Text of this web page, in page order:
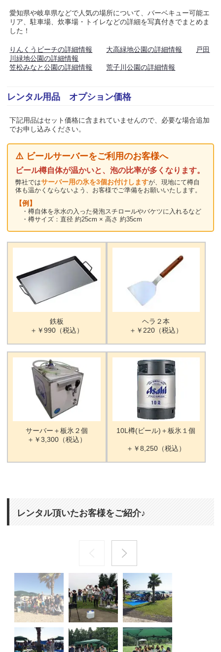
愛知県や岐阜県などで人気の場所について、バーベキュー可能エ
リア、駐車場、炊事場・トイレなどの詳細を写真付きでまとめま
した！
りんくうビーチの詳細情報 大高緑地公園の詳細情報
戸田
川緑地公園の詳細情報
笠松みなと公園の詳細情報
荒子川公園の詳細情報
レンタル用品 オプション価格
下記用品はセット価格に含まれていませんので、必要な場合追加
でお申し込みください。
⚠️ ビールサーバーをご利用のお客様へ
ビール樽自体が温かいと、泡の比率が多くなります。
弊社ではサーバー用の氷を3個お付けしますが、現地にて樽自
体も温かくならないよう、お客様でご準備をお願いいたします。
【例】
・樽自体を氷水の入った発泡スチロールやバケツに入れるなど
・樽サイズ：直径 約25cm × 高さ 約35cm
鉄板
＋￥990（税込）
ヘラ２本
＋￥220（税込）
サーバー＋板氷２個
＋￥3,300（税込）
10L樽(ビール)＋板氷１個
＋￥8,250（税込）
レンタル頂いたお客様をご紹介♪